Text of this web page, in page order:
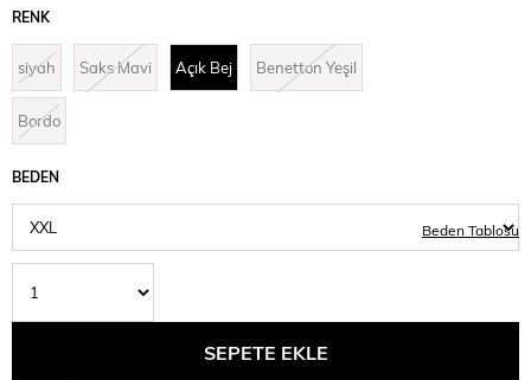
RENK
siyah Saks Mavi Açık Bej Benetton Yeşil
Bordo
BEDEN
Beden Tablosu